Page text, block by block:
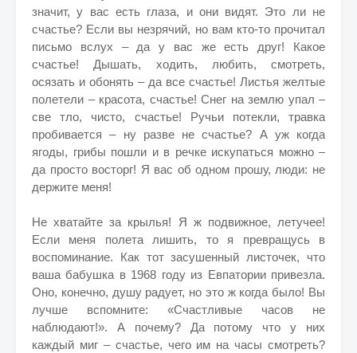
значит, у вас есть глаза, и они видят. Это ли не
счастье? Если вы незрячий, но вам кто-то прочитал
письмо вслух – да у вас же есть друг! Какое
счастье! Дышать, ходить, любить, смотреть,
осязать и обонять – да все счастье! Листья желтые
полетели – красота, счастье! Снег на землю упал –
све тло, чисто, счастье! Ручьи потекли, травка
пробивается – ну разве не счастье? А уж когда
ягоды, грибы пошли и в речке искупаться можно –
да просто восторг! Я вас об одном прошу, люди: не
держите меня!
Не хватайте за крылья! Я ж подвижное, летучее!
Если меня полета лишить, то я превращусь в
воспоминание. Как тот засушенный листочек, что
ваша бабушка в 1968 году из Евпатории привезла.
Оно, конечно, душу радует, но это ж когда было! Вы
лучше вспомните: «Счастливые часов не
наблюдают!». А почему? Да потому что у них
каждый миг – счастье, чего им на часы смотреть?